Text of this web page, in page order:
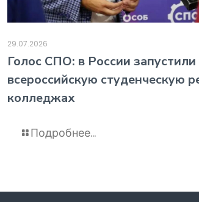
29.07.2026
️Голос СПО: в России
всероссийскую студенческую
колледжах
Подробнее...